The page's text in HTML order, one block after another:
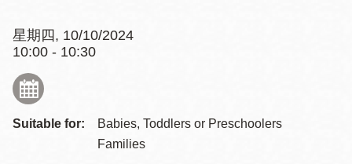
星期四, 10/10/2024
10:00 - 10:30
Suitable for:
Babies, Toddlers or Preschoolers
Families